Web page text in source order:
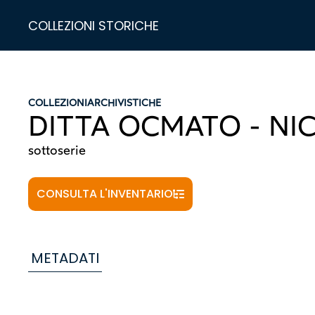
COLLEZIONI STORICHE
COLLEZIONIARCHIVISTICHE
DITTA OCMATO -
sottoserie
CONSULTA L'INVENTARIO
METADATI